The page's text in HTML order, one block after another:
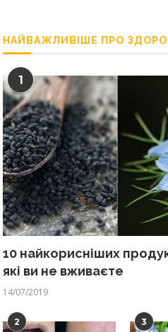
НАЙВАЖЛИВІШЕ ПРО
1
10 найкорисніших
які ви не вживаєте
14/07/2019
2 3